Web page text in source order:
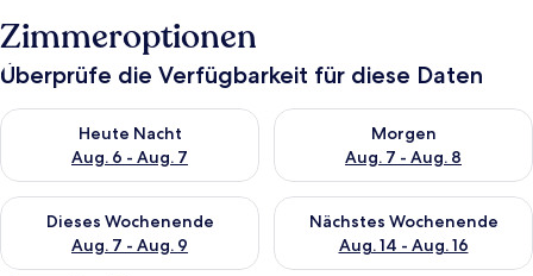
Zimmeroptionen
Überprüfe die Verfügbarkeit für diese Daten
Heute Nacht
Aug. 6 - Aug. 7
Überprüfe die Verfügbarkeit für heute Nacht, Aug. 6 - Aug. 7.
Morgen
Aug. 7 - Aug. 8
Überprüfe die Verfügbarkeit
Dieses Wochenende
Aug. 7 - Aug. 9
Überprüfe die Verfügbarkeit für dieses Wochenende, Aug. 7
Nächstes Wochenende
Aug. 14 - Aug. 16
Überprüfe die Verfügbarkeit